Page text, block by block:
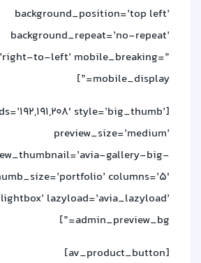
background_position=’top left’
background_repeat=’no-repeat’
to-left’ mobile_breaking=”
mobile_display=”]
style=’big_thumb’
preview_size=’medium’
gallery-big-
columns=’5′
lazyload=’avia_lazyload’
admin_preview_bg=”]
[av_product_button]